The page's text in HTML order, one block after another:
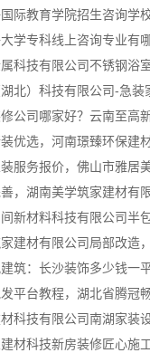
际教育学院招生咨询学
学专科线上咨询专业有
科技有限公司不锈钢浴
北）科技有限公司-急装
公司哪家好？云南至高
，湖南美学筑家建材有
建材有限公司局部改造
筑：长沙装饰多少钱一
科技有限公司南湖家装
材科技新房装修匠心施